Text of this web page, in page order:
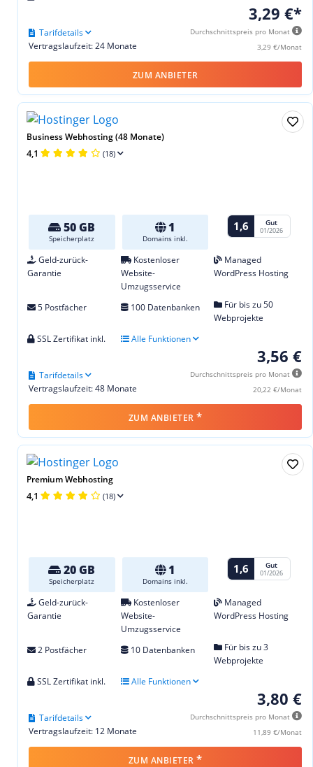
3,29 €*
Durchschnittspreis pro Monat
3,29 €/Monat
Vertragslaufzeit: 24 Monate
Tarifdetails
ZUM ANBIETER
Business Webhosting (48 Monate)
4,1 (18)
50 GB
Speicherplatz
1
Domains inkl.
1,6 Gut
01/2026
Geld-zurück-
Garantie
Kostenloser
Website-
Umzugsservice
Managed
WordPress Hosting
5 Postfächer 100 Datenbanken
Für bis zu 50
Webprojekte
SSL Zertifikat inkl.
Alle Funktionen
3,56 €
Durchschnittspreis pro Monat
20,22 €/Monat
Vertragslaufzeit: 48 Monate
Tarifdetails
ZUM ANBIETER *
Premium Webhosting
4,1 (18)
20 GB
Speicherplatz
1
Domains inkl.
1,6 Gut
01/2026
Geld-zurück-
Garantie
Kostenloser
Website-
Umzugsservice
Managed
WordPress Hosting
2 Postfächer 10 Datenbanken
Für bis zu 3
Webprojekte
SSL Zertifikat inkl.
Alle Funktionen
3,80 €
Durchschnittspreis pro Monat
11,89 €/Monat
Vertragslaufzeit: 12 Monate
Tarifdetails
ZUM ANBIETER *